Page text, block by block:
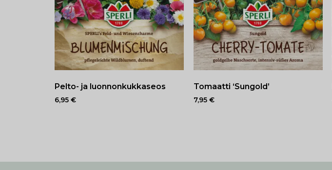
Pelto- ja luonnonkukkaseos
6,95 €
Tomaatti ‘Sungold’
7,95 €